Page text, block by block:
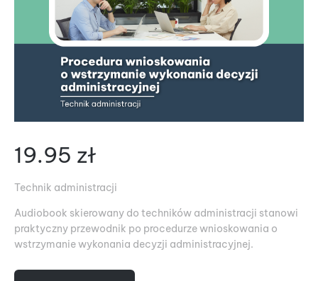
19.95 zł
Technik administracji
Audiobook skierowany do techników administracji stanowi
praktyczny przewodnik po procedurze wnioskowania o
wstrzymanie wykonania decyzji administracyjnej.